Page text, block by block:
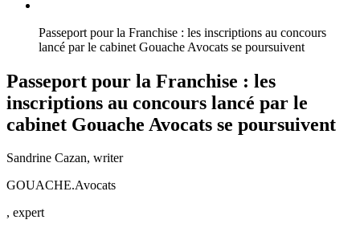
Passeport pour la Franchise : les inscriptions au concours
lancé par le cabinet Gouache Avocats se poursuivent
Passeport pour la Franchise : les
inscriptions au concours lancé par le
cabinet Gouache Avocats se poursuivent
Sandrine Cazan, writer
GOUACHE.Avocats
, expert